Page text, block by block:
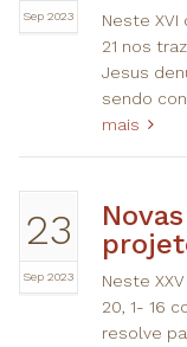
Sep 2023
Neste XVI
21 nos
Jesus
sendo
mais
23
Sep 2023
Neste
20, 1- 16
resolve